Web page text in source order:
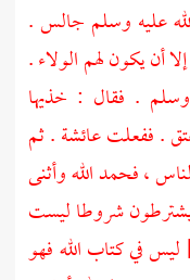
عليه وسلم جالس .
أن يكون لهم الولاء .
وسلم . فقال : خذيها
. ففعلتعائشة. ثم
، فحمد الله وأثنى
يشترطون شروطا ليست
ليس في كتاب الله فهو